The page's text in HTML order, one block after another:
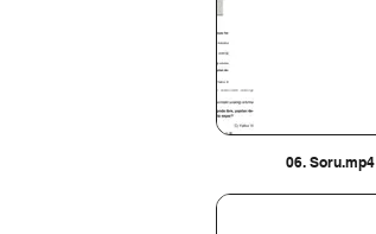
06. Soru.mp4